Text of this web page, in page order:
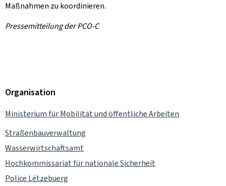
Maßnahmen zu koordinieren.
Pressemitteilung der PCO-C
Organisation
Ministerium für Mobilität und öffentliche Arbeiten
Straßenbauverwaltung
Wasserwirtschaftsamt
Hochkommissariat für nationale Sicherheit
Police Lëtzebuerg